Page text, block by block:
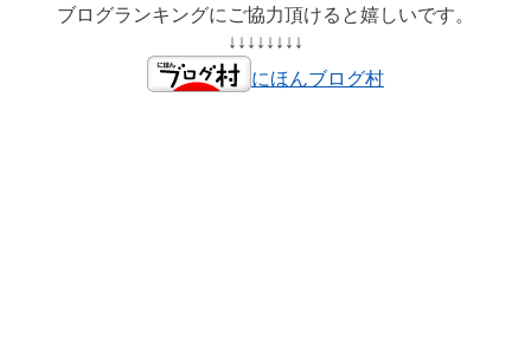
ブログランキングにご協力頂けると嬉しいです。
↓↓↓↓↓↓↓↓
にほんブログ村